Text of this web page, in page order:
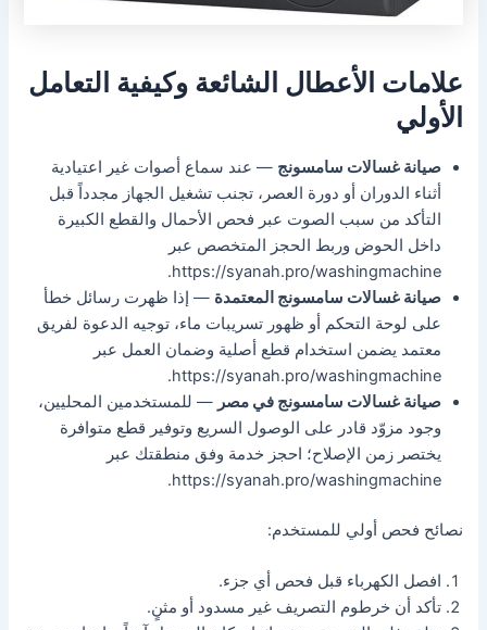
علامات الأعطال الشائعة وكيفية التعامل
الأولي
صيانة غسالات سامسونج — عند سماع أصوات غير اعتيادية
أثناء الدوران أو دورة العصر، تجنب تشغيل الجهاز مجدداً قبل
التأكد من سبب الصوت عبر فحص الأحمال والقطع الكبيرة
داخل الحوض وربط الحجز المتخصص عبر
https://syanah.pro/washingmachine.
صيانة غسالات سامسونج المعتمدة — إذا ظهرت رسائل خطأ
على لوحة التحكم أو ظهور تسريبات ماء، توجيه الدعوة لفريق
معتمد يضمن استخدام قطع أصلية وضمان العمل عبر
https://syanah.pro/washingmachine.
صيانة غسالات سامسونج في مصر — للمستخدمين المحليين،
وجود مزوّد قادر على الوصول السريع وتوفير قطع متوافرة
يختصر زمن الإصلاح؛ احجز خدمة وفق منطقتك عبر
https://syanah.pro/washingmachine.
نصائح فحص أولي للمستخدم:
افصل الكهرباء قبل فحص أي جزء.
تأكد أن خرطوم التصريف غير مسدود أو مثنٍ.